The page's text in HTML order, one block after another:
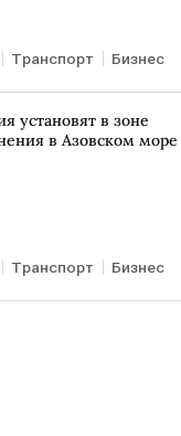
Транспорт Бизнес
установят в зоне
в Азовском море
Транспорт Бизнес